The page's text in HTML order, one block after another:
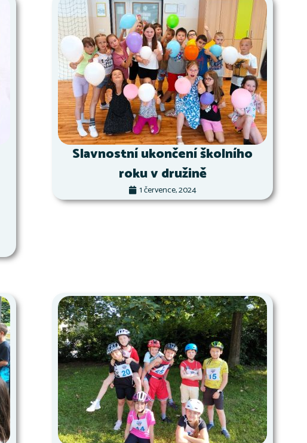
Slavnostní ukončení školního
roku v družině
1 července, 2024